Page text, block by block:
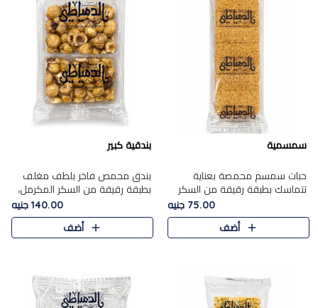
سمسمية
حبات سمسم محمصة بعناية
تتماسك بطبقة رقيقة من السكر
المكرمل، لتقدم طعم السمسم
المميز وقرمشتة التي ارتبطت ببهجة
المولد عبر الأجيال.
75.00 جنيه
أضف
بندقية كبير
بندق محمص فاخر بلطف مغلف
بطبقة رقيقة من السكر المكرمل،
يجمع بين النكهة الغنية ناتي
والقرمشة الراقية المرضية في
حلوى شرقية أنيقه بطابع مميز.
140.00 جنيه
أضف